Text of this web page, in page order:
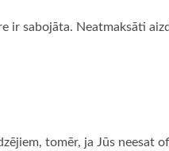
ir sabojāta. Neatmaksāti
tomēr, ja Jūs neesat